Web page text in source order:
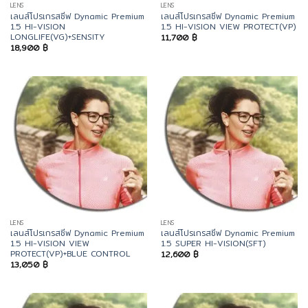
LENS
เลนส์โปรเกรสซีฟ Dynamic Premium
1.5 HI-VISION
LONGLIFE(VG)+SENSITY
18,900 ฿
LENS
เลนส์โปรเกรสซีฟ Dynamic Premium
1.5 HI-VISION VIEW PROTECT(VP)
11,700 ฿
LENS
เลนส์โปรเกรสซีฟ Dynamic Premium
1.5 HI-VISION VIEW
PROTECT(VP)+BLUE CONTROL
13,050 ฿
LENS
เลนส์โปรเกรสซีฟ Dynamic Premium
1.5 SUPER HI-VISION(SFT)
12,600 ฿